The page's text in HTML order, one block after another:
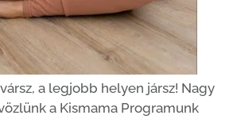
a legjobb helyen jársz! Nagy
a Kismama Programunk